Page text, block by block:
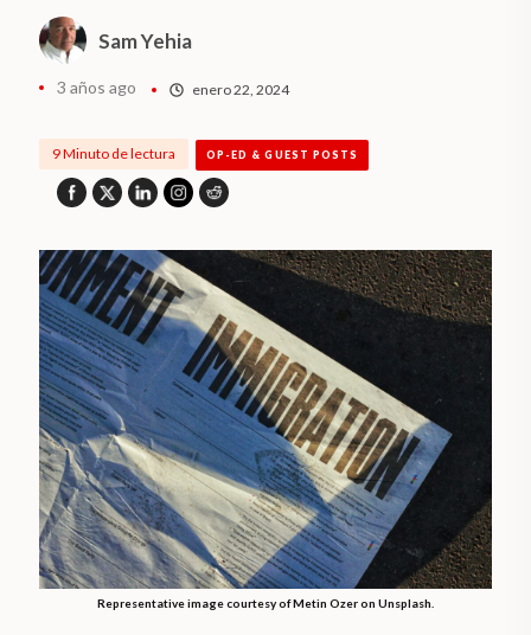
Sam Yehia
3 años ago enero 22, 2024
9 Minuto de lectura OP-ED & GUEST POSTS
Representative image courtesy of Metin Ozer on Unsplash.